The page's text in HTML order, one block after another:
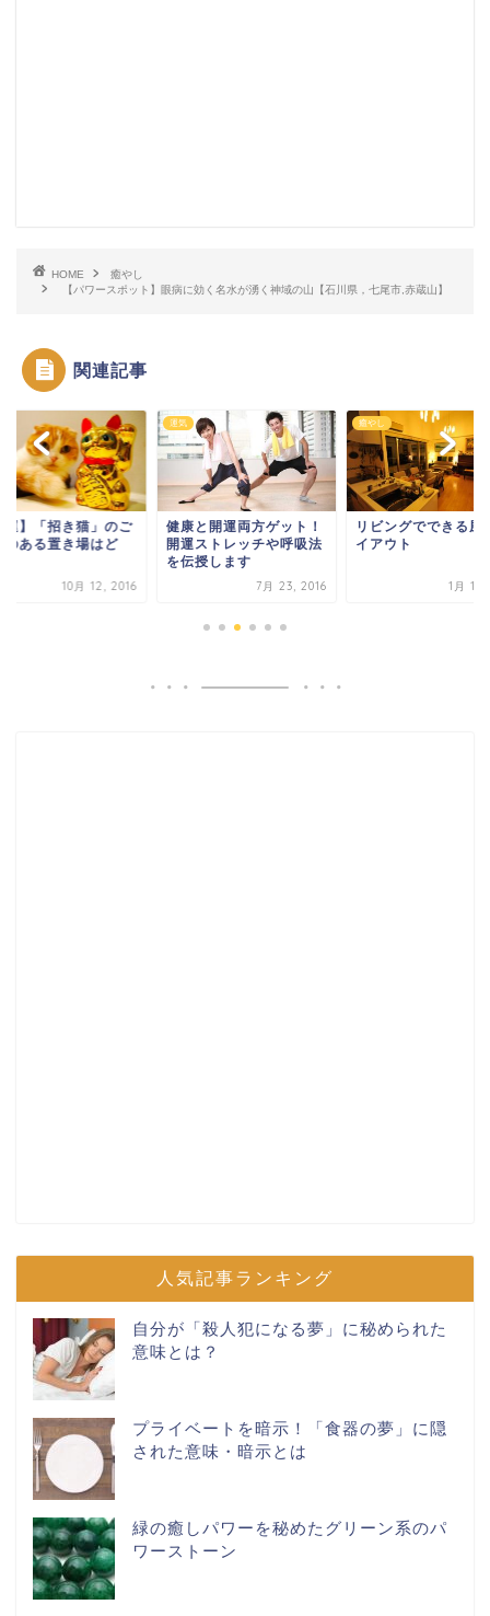
HOME
癒やし
【パワースポット】眼病に効く名水が湧く神域の山【石川県，七尾市,赤蔵山】
関連記事
運】「招き猫」のご
のある置き場はど
10月 12, 2016
運気
健康と開運両方ゲット！
開運ストレッチや呼吸法
を伝授します
7月 23, 2016
癒やし
リビングでできる風
イアウト
1月 17,
人気記事ランキング
自分が「殺人犯になる夢」に秘められた
意味とは？
プライベートを暗示！「食器の夢」に隠
された意味・暗示とは
緑の癒しパワーを秘めたグリーン系のパ
ワーストーン